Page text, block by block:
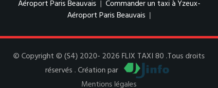
Aéroport Paris Beauvais | Commander un taxi à Yzeux-
Aéroport Paris Beauvais |
© Copyright © (S4) 2020- 2026 FLIX TAXI 80 .Tous droits
réservés . Création par
Mentions légales